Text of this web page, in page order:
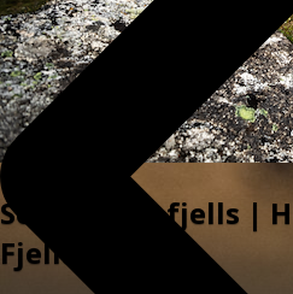
Sommer til fjells |
Fjellandsby